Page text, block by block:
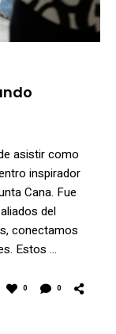
asistir como
inspirador
Cana. Fue
del
conectamos
Estos …
0 0